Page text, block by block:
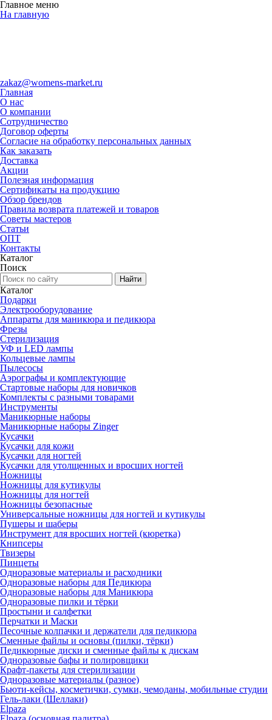
Главное меню
На главную
zakaz@womens-market.ru
Главная
О нас
О компании
Сотрудничество
Договор оферты
Согласие на обработку персональных данных
Как заказать
Доставка
Акции
Полезная информация
Сертификаты на продукцию
Обзор брендов
Правила возврата платежей и товаров
Советы мастеров
Статьи
ОПТ
Контакты
Каталог
Поиск
Каталог
Подарки
Электро­оборудование
Аппараты для маникюра и педикюра
Фрезы
Стерилизация
УФ и LED лампы
Кольцевые лампы
Пылесосы
Аэрографы и комплектующие
Стартовые наборы для новичков
Комплекты с разными товарами
Инструменты
Маникюрные наборы
Маникюрные наборы Zinger
Кусачки
Кусачки для кожи
Кусачки для ногтей
Кусачки для утолщенных и вросших ногтей
Ножницы
Ножницы для кутикулы
Ножницы для ногтей
Ножницы безопасные
Универсальные ножницы для ногтей и кутикулы
Пушеры и шаберы
Инструмент для вросших ногтей (кюретка)
Книпсеры
Твизеры
Пинцеты
Одноразовые материалы и расходники
Одноразовые наборы для Педикюра
Одноразовые наборы для Маникюра
Одноразовые пилки и тёрки
Простыни и салфетки
Перчатки и Маски
Песочные колпачки и держатели для педикюра
Cменные файлы и основы (пилки, тёрки)
Педикюрные диски и сменные файлы к дискам
Одноразовые бафы и полировщики
Крафт-пакеты для стерилизации
Одноразовые материалы (разное)
Бьюти-кейсы, косметички, сумки, чемоданы, мобильные студии
Гель-лаки (Шеллаки)
Elpaza